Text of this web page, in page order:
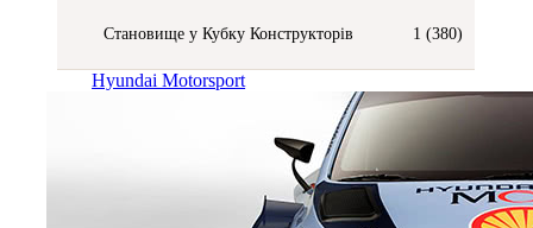
Становище у Кубку Конструкторів 1 (380)
Hyundai Motorsport